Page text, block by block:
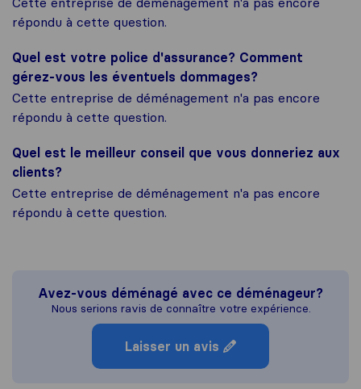
répondu à cette question.
Quel est votre police d'assurance? Comment
gérez-vous les éventuels dommages?
Cette entreprise de déménagement n'a pas encore
répondu à cette question.
Quel est le meilleur conseil que vous donneriez aux
clients?
Cette entreprise de déménagement n'a pas encore
répondu à cette question.
Avez-vous déménagé avec ce déménageur?
Nous serions ravis de connaître votre expérience.
Laisser un avis